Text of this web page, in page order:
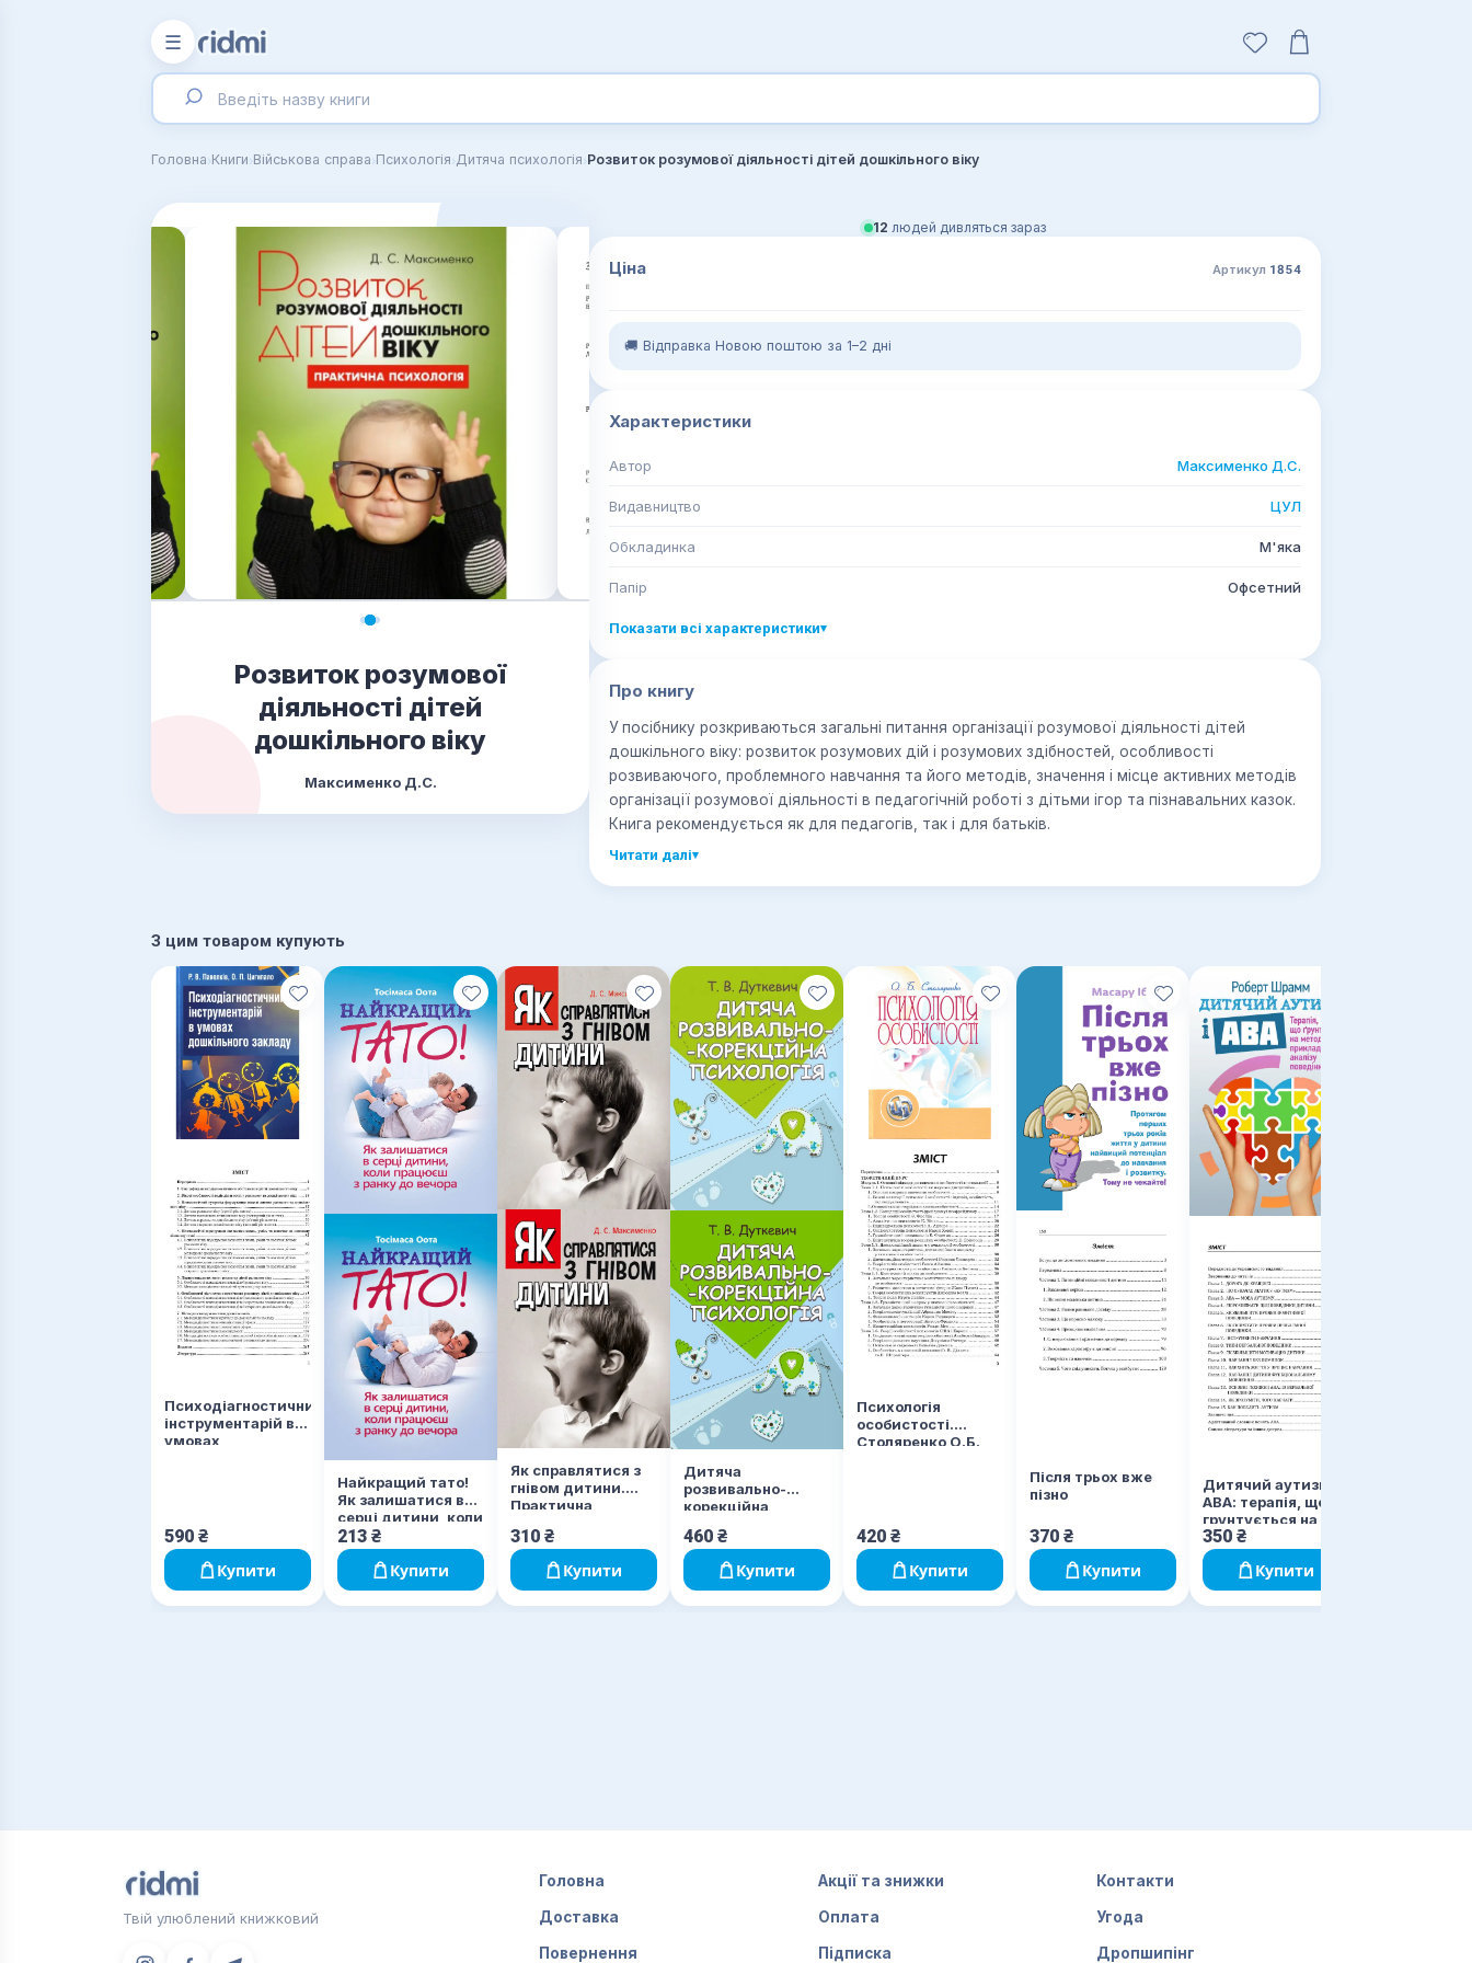
☰
Головна›Книги›Військова справа›Психологія›Дитяча психологія›Розвиток розумової діяльності дітей дошкільного віку
Розвиток розумової
діяльності дітей
дошкільного віку
Максименко Д.С.
12 людей дивляться зараз
Ціна Артикул 1854
🚚 Відправка Новою поштою за 1–2 дні
Характеристики
Автор Максименко Д.С.
Видавництво ЦУЛ
Обкладинка М'яка
Папір Офсетний
Показати всі характеристики▾
Про книгу
У посібнику розкриваються загальні питання організації розумової діяльності дітей
дошкільного віку: розвиток розумових дій і розумових здібностей, особливості
розвиваючого, проблемного навчання та його методів, значення і місце активних методів
організації розумової діяльності в педагогічній роботі з дітьми ігор та пізнавальних казок.
Книга рекомендується як для педагогів, так і для батьків.
Читати далі▾
З цим товаром купують
Психодіагностичний
інструментарій в
умовах
590 ₴
Купити
Найкращий тато!
Як залишатися в
серці дитини, коли
працюєш з ранку
до вечора
213 ₴
Купити
Як справлятися з
гнівом дитини.
Практична
310 ₴
Купити
Дитяча
розвивально-
корекційна
460 ₴
Купити
Психологія
особистості.
Столяренко О.Б.
420 ₴
Купити
Після трьох вже
пізно
370 ₴
Купити
Дитячий аутизм і
АВА: терапія, що
грунтується на
методах
прикладного
аналізу поведінки
350 ₴
Купити
Твій улюблений книжковий
Головна Акції та знижки Контакти
Доставка Оплата Угода
Повернення Підписка Дропшипінг